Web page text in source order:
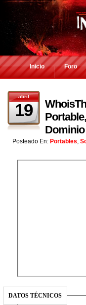
Inicio Foro
abril
19
Dominio
Posteado En: Portables,
DATOS TÉCNICOS